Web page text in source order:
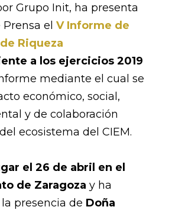
Grupo Init, ha presenta
el V Informe de
Riqueza
a los ejercicios 2019
mediante el cual se
económico, social,
y de colaboración
ecosistema del CIEM.
el 26 de abril en el
de Zaragoza y ha
presencia de Doña